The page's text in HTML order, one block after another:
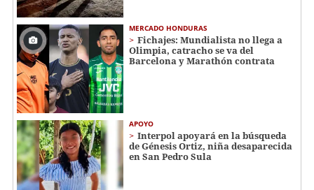
MERCADO HONDURAS
Fichajes: Mundialista no llega a
Olimpia, catracho se va del
Barcelona y Marathón contrata
APOYO
Interpol apoyará en la búsqueda
de Génesis Ortiz, niña desaparecida
en San Pedro Sula